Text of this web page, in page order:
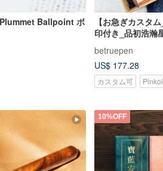
Plummet Ballpoint ボ
【お急ぎカスタ
印付き_品初浩瀚
年筆・ローラーボ
betruepen
US$ 177.28
カスタム可
10%OFF